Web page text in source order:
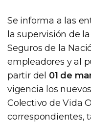
Se informa a las
la supervisión de
Seguros de la
empleadores y al
partir del 01 de
vigencia los
Colectivo de Vida
correspondientes,